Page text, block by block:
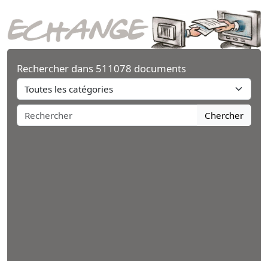
Rechercher dans 511078 documents
Chercher